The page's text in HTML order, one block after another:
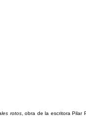
rotos, obra de la escritora Pilar